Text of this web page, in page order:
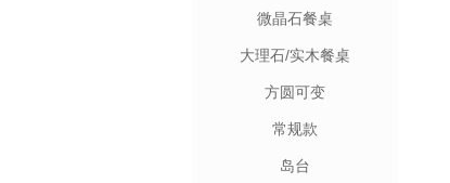
微晶石餐桌
大理石/实木餐桌
方圆可变
常规款
岛台